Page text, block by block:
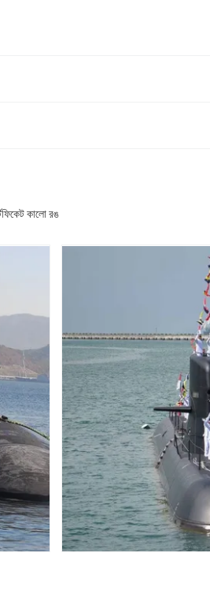
কালো রঙ